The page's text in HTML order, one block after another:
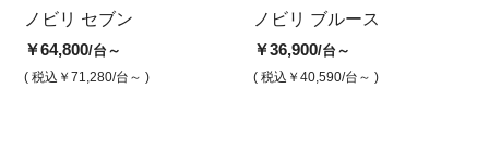
ノビリ セブン
￥64,800/台～
( 税込￥71,280/台～ )
セブン 湯水混合水栓 低 ポ
ップアップ付属 ブラック
マット
ブルース 湯水混合水栓
低 ポップアップ付属 ク
ローム
ノビリ ブルース
￥36,900/台～
( 税込￥40,590/台～ )